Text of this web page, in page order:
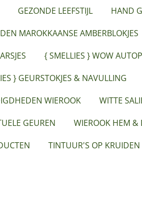
GEZONDE LEEFSTIJL
HAND
MAROKKAANSE AMBERBLOKJES
{ SMELLIES } WOW
} GEURSTOKJES & NAVULLING
WIEROOK
WITTE
GEUREN
WIEROOK HEM &
TINTUUR'S OP